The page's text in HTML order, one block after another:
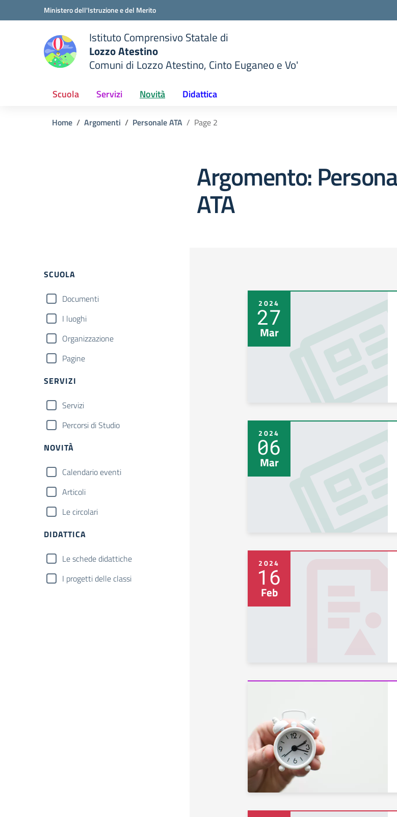
Vai ai contenuti
Vai al menu di navigazioneMinistero dell'Istruzione e del Merito
Istituto Comprensivo Statale di
Lozzo Atestino
Comuni di Lozzo Atestino, Cinto Euganeo e Vo'
Scuola Servizi Novità Didattica
Home Argomenti Personale ATA Page 2
Argomento:
ATA
Filtri
SCUOLA
Documenti
I luoghi
Organizzazione
Pagine
SERVIZI
Servizi
Percorsi di Studio
NOVITÀ
Calendario eventi
Articoli
Le circolari
DIDATTICA
Le schede didattiche
I progetti delle classi
2024
27
Mar
2024
06
Mar
2024
16
Feb